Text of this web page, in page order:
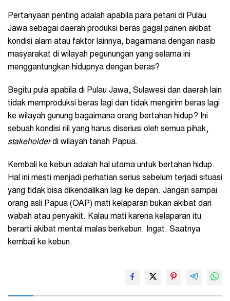
Pertanyaan penting adalah apabila para petani di Pulau
Jawa sebagai daerah produksi beras gagal panen akibat
kondisi alam atau faktor lainnya, bagaimana dengan nasib
masyarakat di wilayah pegunungan yang selama ini
menggantungkan hidupnya dengan beras?
Begitu pula apabila di Pulau Jawa, Sulawesi dan daerah lain
tidak memproduksi beras lagi dan tidak mengirim beras lagi
ke wilayah gunung bagaimana orang bertahan hidup? Ini
sebuah kondisi riil yang harus diseriusi oleh semua pihak,
stakeholderdi wilayah tanah Papua.
Kembali ke kebun adalah hal utama untuk bertahan hidup.
Hal ini mesti menjadi perhatian serius sebelum terjadi situasi
yang tidak bisa dikendalikan lagi ke depan. Jangan sampai
orang asli Papua (OAP) mati kelaparan bukan akibat dari
wabah atau penyakit. Kalau mati karena kelaparan itu
berarti akibat mental malas berkebun. Ingat. Saatnya
kembali ke kebun.